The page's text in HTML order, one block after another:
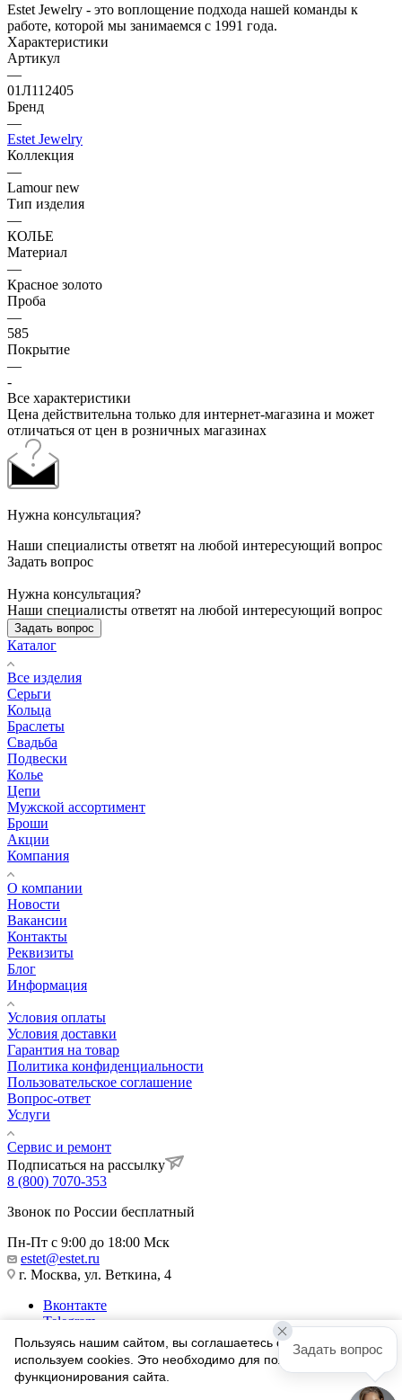
Estet Jewelry - это воплощение подхода нашей команды к
работе, которой мы занимаемся с 1991 года.
Характеристики
Артикул
—
01Л112405
Бренд
—
Estet Jewelry
Коллекция
—
Lamour new
Тип изделия
—
КОЛЬЕ
Материал
—
Красное золото
Проба
—
585
Покрытие
—
-
Все характеристики
Цена действительна только для интернет-магазина и может
отличаться от цен в розничных магазинах
Нужна консультация?
Наши специалисты ответят на любой интересующий вопрос
Задать вопрос
Нужна консультация?
Наши специалисты ответят на любой интересующий вопрос
Задать вопрос
Каталог
Все изделия
Серьги
Кольца
Браслеты
Свадьба
Подвески
Колье
Цепи
Мужской ассортимент
Броши
Акции
Компания
О компании
Новости
Вакансии
Контакты
Реквизиты
Блог
Информация
Условия оплаты
Условия доставки
Гарантия на товар
Политика конфиденциальности
Пользовательское соглашение
Вопрос-ответ
Услуги
Сервис и ремонт
Подписаться на рассылку
8 (800) 7070-353
Звонок по России бесплатный
Пн-Пт с 9:00 до 18:00 Мск
estet@estet.ru
г. Москва, ул. Веткина, 4
Вконтакте
Telegram
Одноклассники
WhatsApp
1991-2026 © Ювелирный Дом ЭСТЕТ
Пользуясь нашим сайтом, вы соглашаетесь с тем, что мы
используем cookies. Это необходимо для полноценного
функционирования сайта.
Задать вопрос